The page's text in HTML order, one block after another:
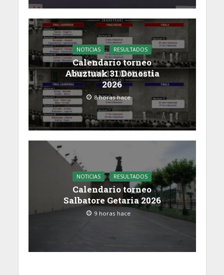
NOTICIAS RESULTADOS
Calendario torneo
Abuztuak 31 Donostia
2026
8 horas hace
NOTICIAS RESULTADOS
Calendario torneo
Salbatore Getaria 2026
9 horas hace